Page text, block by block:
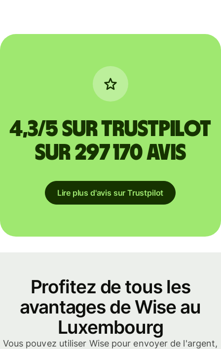
4,3/5 sur Trustpilot
sur 297 170 avis
Lire plus d'avis sur Trustpilot
Profitez de tous les
avantages de Wise au
Luxembourg
Vous pouvez utiliser Wise pour envoyer de l'argent,